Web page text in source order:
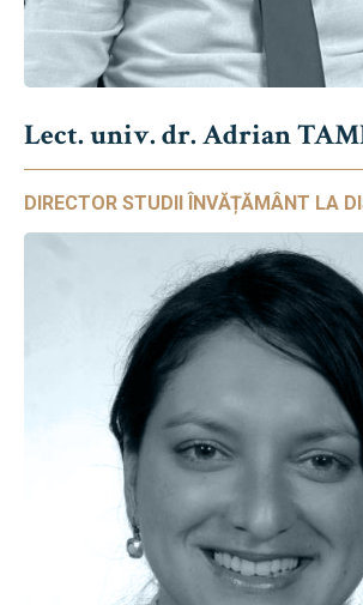
Lect. univ. dr. Adrian
DIRECTOR STUDII ÎNVĂȚĂMÂNT LA